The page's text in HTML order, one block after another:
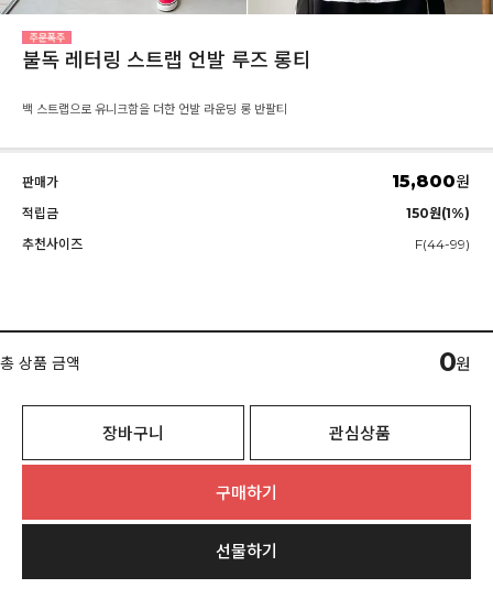
불독 레터링 스트랩 언발 루즈 롱티
백 스트랩으로 유니크함을 더한 언발 라운딩 롱 반팔티
판매가 15,800원
적립금
150원(1%)
추천사이즈
F(44-99)
총 상품 금액 0원
장바구니 관심상품
구매하기
선물하기